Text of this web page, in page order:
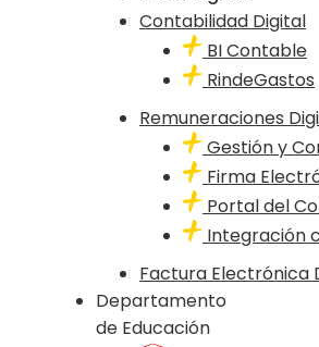
Contabilidad Digital
BI Contable
RindeGastos
Remuneraciones
Gestión y
Firma
Portal del
Integración
Factura Electrónica
Departamento
de Educación